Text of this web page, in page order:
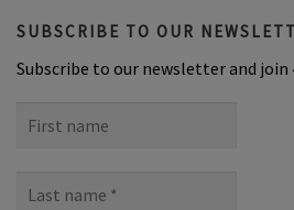
SUBSCRIBE TO OUR
Subscribe to our newsletter and join
name